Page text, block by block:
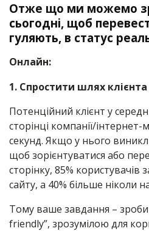
Отже що ми можемо
сьогодні, щоб
гуляють, в статус
Онлайн:
1. Спростити шлях клієнта
Потенційний клієнт у
сторінці компанії/
секунд. Якщо у нього
щоб зорієнтуватися або
сторінку, 85% користувачів
сайту, а 40% більше ніколи
Тому ваше завдання –
friendly”, зрозумілою для